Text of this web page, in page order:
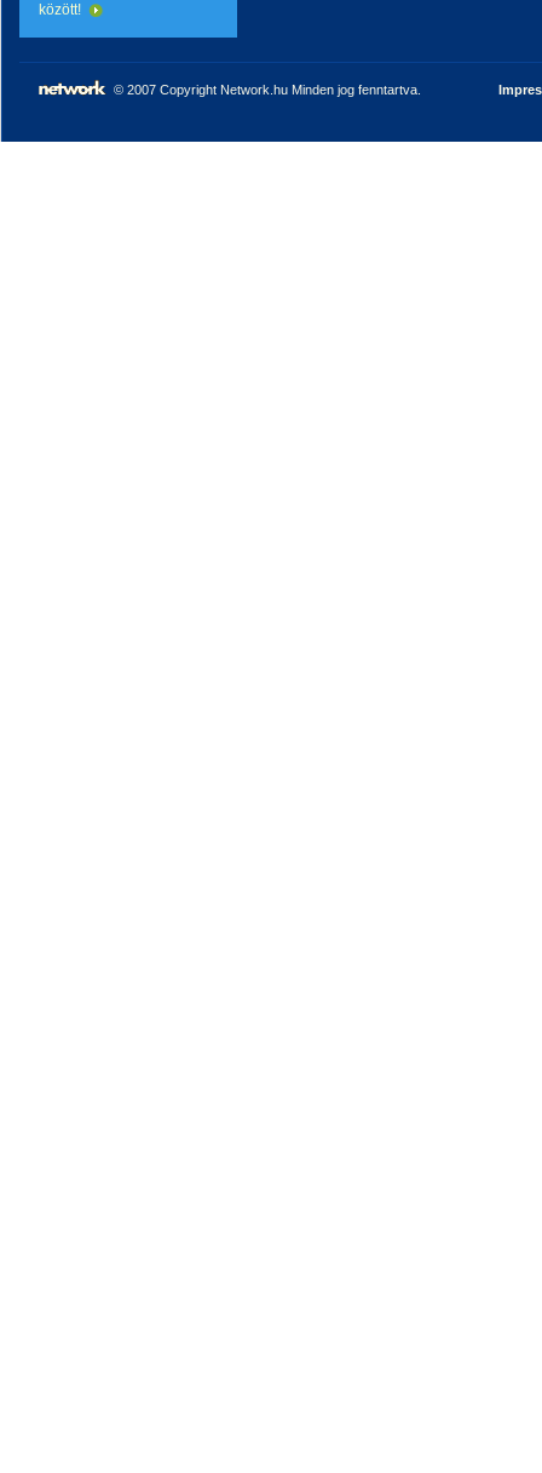
között!
© 2007 Copyright Network.hu Minden jog fenntartva.